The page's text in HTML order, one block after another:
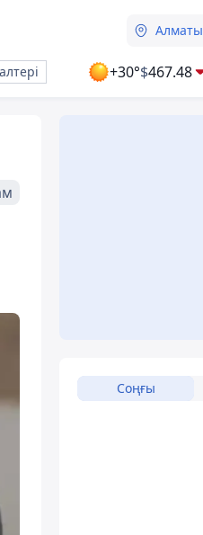
Алматы
+30°$467.48
Соңғы